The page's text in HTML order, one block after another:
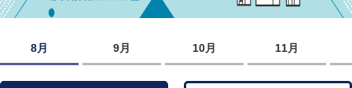
8月 9月 10月 11月